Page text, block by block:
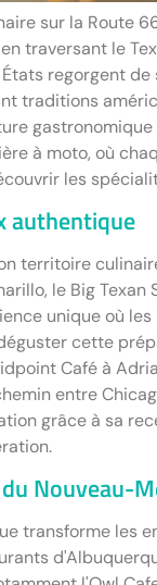
sur la Route
traversant le
regorgent de
traditions
à moto, où
les
authentique
territoire
le Big Texan
unique où
cette
Café à
entre
grâce à sa
Nouveau-
transforme les